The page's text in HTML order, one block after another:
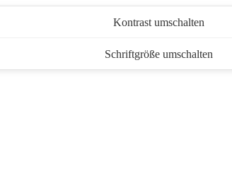
Kontrast umschalten
Schriftgröße umschalten